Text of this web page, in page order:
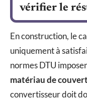
vérifier le
En construction, le
uniquement à
normes DTU
matériau de
convertisseur doit